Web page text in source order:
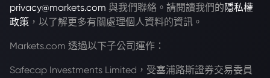
privacy@markets.com 與我們聯絡。請閱讀我們的 隱私權
政策 ，以了解更多有關處理個人資料的資訊。
Markets.com 透過以下子公司運作：
Safecap Investments Limited，受塞浦路斯證券交易委員